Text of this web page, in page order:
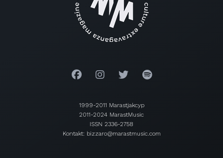
1999-2011 Marastjakcyp
2011-2024 MarastMusic
ISSN 2336-2758
Kontakt: bizzaro@marastmusic.com